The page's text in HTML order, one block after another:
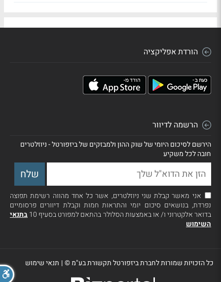
הורדת אפליקציה
הרשמה לדיוור
הירשם לסיכום היומי של שוק ההון ולמבזקים של ביזפורטל - ניוזלטרים
חובה לכל משקיע
אני מאשר קבלת שני ניוזלטרים, אשר כל אחד מהווה רשימת תפוצה
נפרדת, בנושאים סיכום יומי והתראות חמות וקבלת דיוורים פרסומיים
בדואר אלקטרוני ו/ או באמצעות הסלולר בהתאם למפורט בסעיף 10
בתנאי
השימוש
כל הזכויות שמורות לחברת ביזפורטל תקשורת בע"מ ©| תנאי שימוש